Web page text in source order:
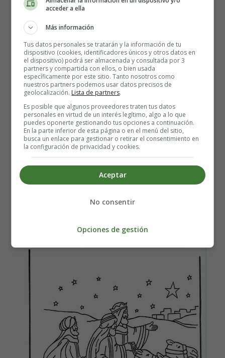
Detalles
Escrito por: Estefanía Morera
Categoría:Navidad
Última actualización: 06 Noviembre 2020
dibujos para colorear
Reyes Magos
Leer más: Visita de los Reyes Magos a Jesús
Los Reyes Magos en sus
acceder a ella
Más información
Tus datos personales se tratarán y la información de tu
dispositivo (cookies, identificadores únicos y otros datos en
el dispositivo) podrá ser almacenada y consultada por 3
partners y compartida con ellos, o bien usada
específicamente por este sitio. Tanto nosotros como
nuestros partners podemos usar datos precisos de
geolocalización. Lista de partners.
Es posible que algunos proveedores traten tus datos
personales en virtud de un interés legítimo, algo a lo que
puedes oponerte gestionando tus opciones a continuación.
En la parte inferior de esta página o en el menú del sitio,
busca un enlace para gestionar o retirar el consentimiento en
la configuración de privacidad y cookies.
Aceptar
No consentir
Opciones de gestión